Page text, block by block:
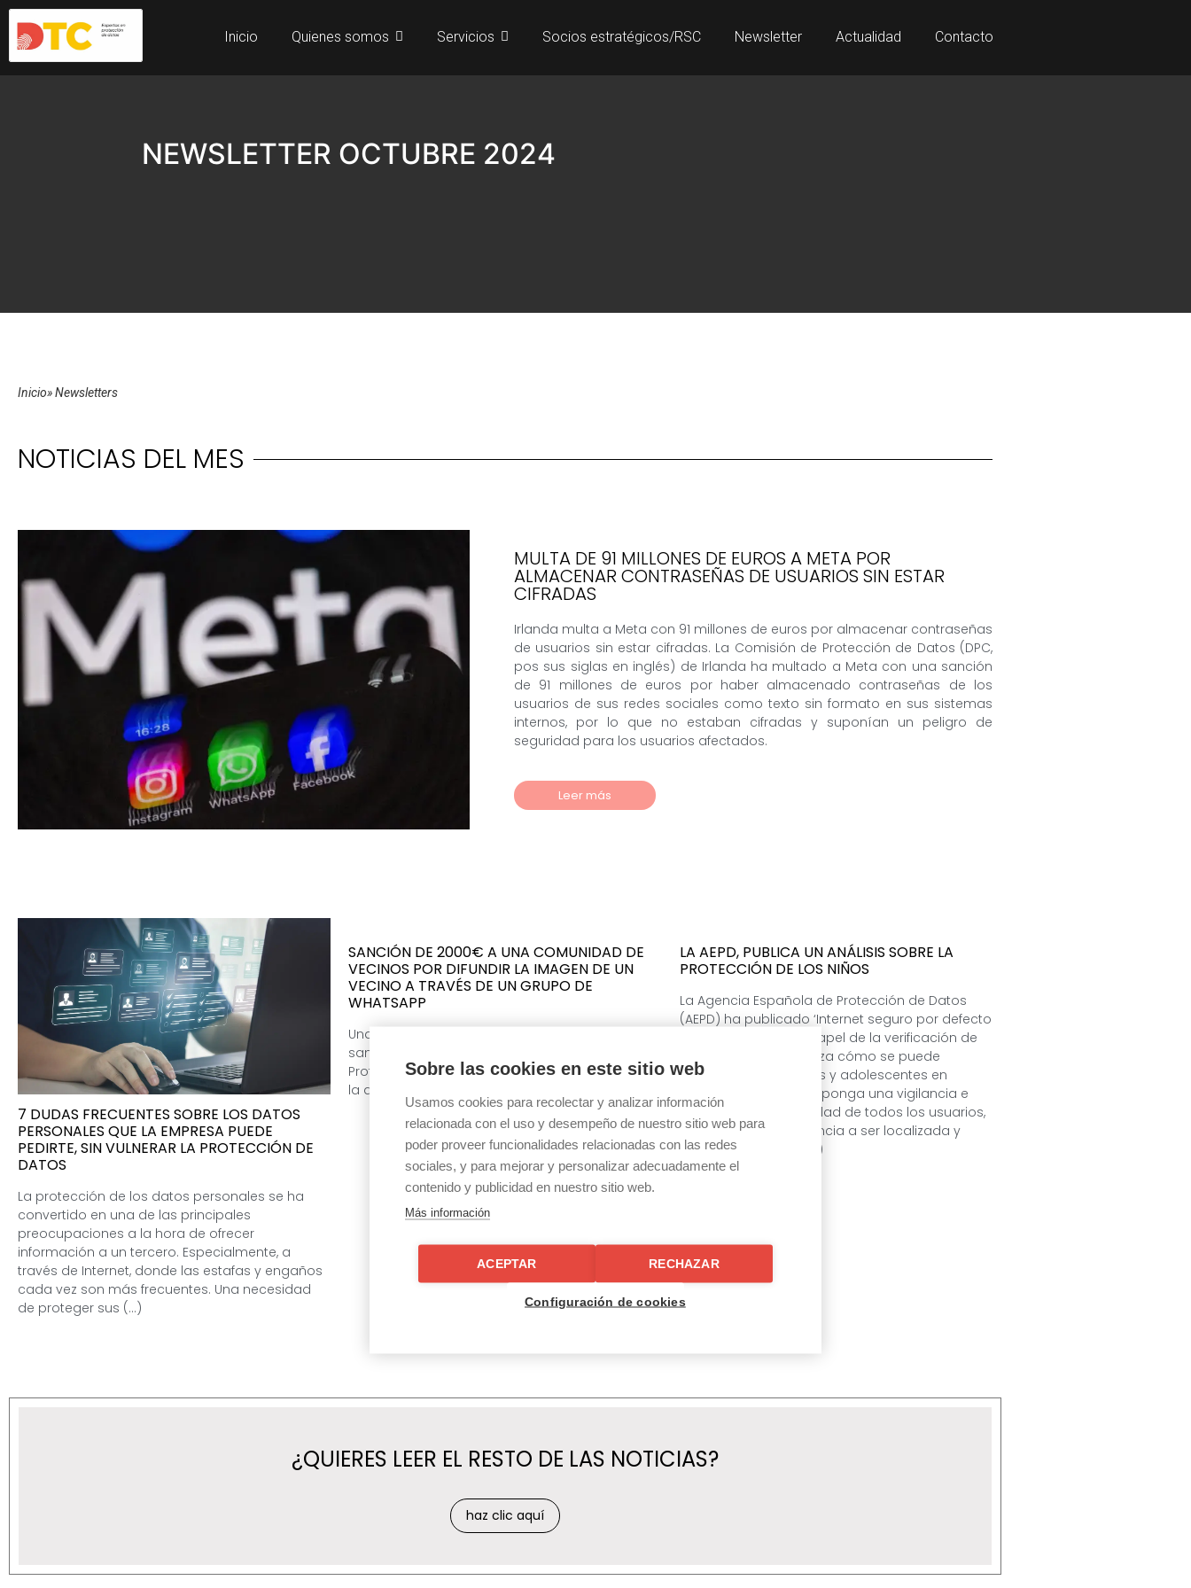
Inicio Quienes somos Servicios Socios estratégicos/RSC Newsletter Actualidad Contacto
NEWSLETTER OCTUBRE 2024
Inicio»Newsletters
NOTICIAS DEL MES
MULTA DE 91 MILLONES DE EUROS A META POR
ALMACENAR CONTRASEÑAS DE USUARIOS SIN ESTAR
CIFRADAS
Irlanda multa a Meta con 91 millones de euros por almacenar contraseñas
de usuarios sin estar cifradas. La Comisión de Protección de Datos (DPC,
pos sus siglas en inglés) de Irlanda ha multado a Meta con una sanción
de 91 millones de euros por haber almacenado contraseñas de los
usuarios de sus redes sociales como texto sin formato en sus sistemas
internos, por lo que no estaban cifradas y suponían un peligro de
seguridad para los usuarios afectados.
Leer más
7 DUDAS FRECUENTES SOBRE LOS DATOS
PERSONALES QUE LA EMPRESA PUEDE
PEDIRTE, SIN VULNERAR LA PROTECCIÓN DE
DATOS
La protección de los datos personales se ha
convertido en una de las principales
preocupaciones a la hora de ofrecer
información a un tercero. Especialmente, a
través de Internet, donde las estafas y engaños
cada vez son más frecuentes. Una necesidad
de proteger sus (...)
SANCIÓN DE 2000€ A UNA COMUNIDAD DE
VECINOS POR DIFUNDIR LA IMAGEN DE UN
VECINO A TRAVÉS DE UN GRUPO DE
WHATSAPP
Una comunidad de propietarios ha sido
sancionada por la Agencia Española de
Protección de Datos (AEPD) con 2.000 euros por
la actuación de la presidenta que (...)
LA AEPD, PUBLICA UN ANÁLISIS SOBRE LA
PROTECCIÓN DE LOS NIÑOS
La Agencia Española de Protección de Datos
(AEPD) ha publicado ‘Internet seguro por defecto
para la infancia y el papel de la verificación de
edad’ , en el que analiza cómo se puede
proteger a niños, niñas y adolescentes en
Internet sin que ello suponga una vigilancia e
invasión de la privacidad de todos los usuarios,
y sin exponer a la infancia a ser localizada y
expuesta a nuevos (...)
¿QUIERES LEER EL RESTO DE LAS NOTICIAS?
haz clic aquí
Sobre las cookies en este sitio web
Usamos cookies para recolectar y analizar información
relacionada con el uso y desempeño de nuestro sitio web para
poder proveer funcionalidades relacionadas con las redes
sociales, y para mejorar y personalizar adecuadamente el
contenido y publicidad en nuestro sitio web.
Más información
ACEPTAR RECHAZAR
Configuración de cookies